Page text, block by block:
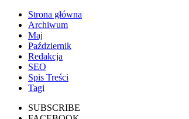
Strona główna
Archiwum
Maj
Październik
Redakcja
SEO
Spis Treści
Tagi
SUBSCRIBE